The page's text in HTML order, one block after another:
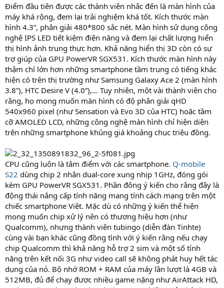
Điểm đầu tiên được các thành viên nhắc đến là màn hình của
máy khá rộng, đem lại trải nghiệm khá tốt. Kích thước màn
hình 4.3”, phân giải 480*800 sắc nét. Màn hình sử dụng công
nghệ IPS LED tiết kiệm điện năng và đem lại chất lượng hiển
thị hình ảnh trung thực hơn. Khả năng hiển thị 3D còn có sự
trợ giúp của GPU PowerVR SGX531. Kích thước màn hình này
thậm chí lớn hơn những smartphone tầm trung có tiếng khác
hiện có trên thị trường như Samsung Galaxy Ace 2 (màn hình
3.8”), HTC Desire V (4.0”),… Tuy nhiên, một vài thành viên cho
rằng, họ mong muốn màn hình có độ phân giải qHD
540x960 pixel (như Sensation và Evo 3D của HTC) hoặc tầm
cỡ AMOLED LCD, những công nghệ màn hình chỉ hiện diện
trên những smartphone khủng giá khoảng chục triệu đồng.
CPU cũng luôn là tâm điểm với các smartphone. Q-mobile
S22 dùng chip 2 nhân dual-core xung nhịp 1GHz, đóng gói
kèm GPU PowerVR SGX531. Phần đông ý kiến cho rằng đây là
động thái nâng cấp tính năng mang tính cách mạng trên một
chiếc smartphone Việt. Mặc dù có những ý kiến thể hiện
mong muốn chip xử lý nên có thương hiệu hơn (như
Qualcomm), nhưng thành viên tubingo (diễn đàn Tinhte)
cùng vài bạn khác cũng đồng tình với ý kiến rằng nếu chạy
chip Qualcomm thì khả năng hỗ trợ 2 sim và một số tính
năng trên kết nối 3G như video call sẽ không phát huy hết tác
dụng của nó. Bộ nhớ ROM + RAM của máy lần lượt là 4GB và
512MB, đủ để chạy được nhiều game nặng như AirAttack HD,